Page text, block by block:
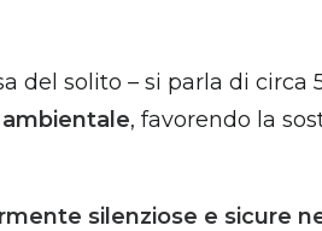
solito – si parla di circa
, favorendo la
silenziose e sicure